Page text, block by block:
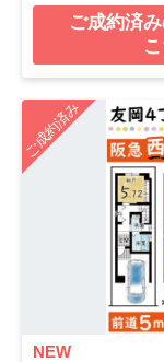
ご成約済
ご成約済み
NEW